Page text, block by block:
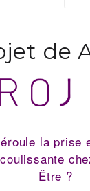
de
la prise
Être ?